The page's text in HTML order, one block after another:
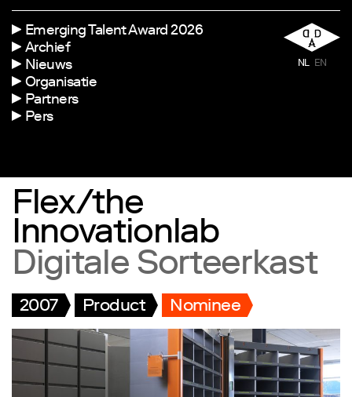
Emerging Talent Award 2026
Archief
Nieuws
Organisatie
Partners
Pers
NL EN
Flex/the
Innovationlab
Digitale Sorteerkast
2007 Product Nominee